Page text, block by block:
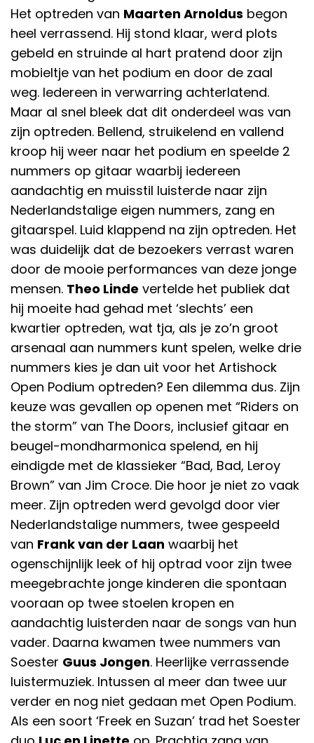
Het optreden van Maarten Arnoldus begon
heel verrassend. Hij stond klaar, werd plots
gebeld en struinde al hart pratend door zijn
mobieltje van het podium en door de zaal
weg. Iedereen in verwarring achterlatend.
Maar al snel bleek dat dit onderdeel was van
zijn optreden. Bellend, struikelend en vallend
kroop hij weer naar het podium en speelde 2
nummers op gitaar waarbij iedereen
aandachtig en muisstil luisterde naar zijn
Nederlandstalige eigen nummers, zang en
gitaarspel. Luid klappend na zijn optreden. Het
was duidelijk dat de bezoekers verrast waren
door de mooie performances van deze jonge
mensen. Theo Linde vertelde het publiek dat
hij moeite had gehad met ‘slechts’ een
kwartier optreden, wat tja, als je zo’n groot
arsenaal aan nummers kunt spelen, welke drie
nummers kies je dan uit voor het Artishock
Open Podium optreden? Een dilemma dus. Zijn
keuze was gevallen op openen met “Riders on
the storm” van The Doors, inclusief gitaar en
beugel-mondharmonica spelend, en hij
eindigde met de klassieker “Bad, Bad, Leroy
Brown” van Jim Croce. Die hoor je niet zo vaak
meer. Zijn optreden werd gevolgd door vier
Nederlandstalige nummers, twee gespeeld
van Frank van der Laan waarbij het
ogenschijnlijk leek of hij optrad voor zijn twee
meegebrachte jonge kinderen die spontaan
vooraan op twee stoelen kropen en
aandachtig luisterden naar de songs van hun
vader. Daarna kwamen twee nummers van
Soester Guus Jongen. Heerlijke verrassende
luistermuziek. Intussen al meer dan twee uur
verder en nog niet gedaan met Open Podium.
Als een soort ‘Freek en Suzan’ trad het Soester